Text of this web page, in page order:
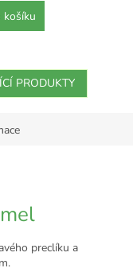
košíku
PRODUKTY
preclíku a